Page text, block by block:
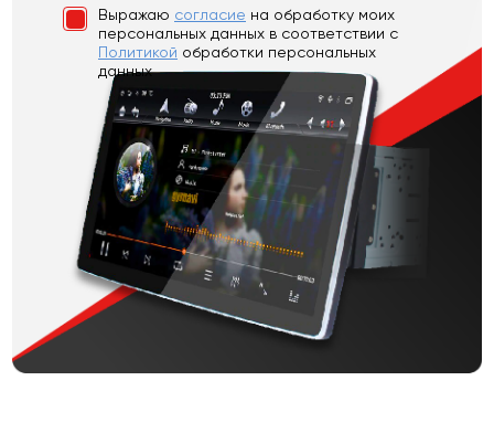
Выражаю согласие на обработку моих
персональных данных в соответствии с
Политикой обработки персональных
данных